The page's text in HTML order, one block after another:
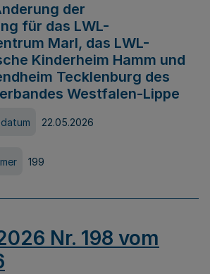
der
für das LWL-
Marl, das LWL-
Kinderheim Hamm und
Tecklenburg des
Westfalen-Lippe
22.05.2026
199
Nr. 198 vom